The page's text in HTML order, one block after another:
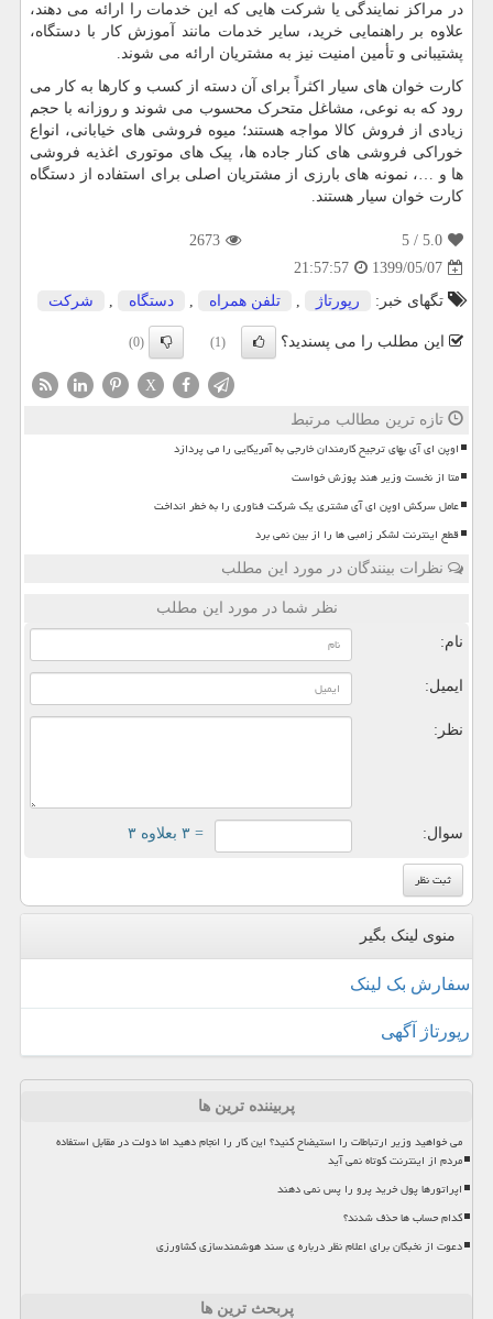
در مراکز نمایندگی یا شرکت هایی که این خدمات را ارائه می دهند،
علاوه بر راهنمایی خرید، سایر خدمات مانند آموزش کار با دستگاه،
پشتیبانی و تأمین امنیت نیز به مشتریان ارائه می شوند.
کارت خوان های سیار اکثراً برای آن دسته از کسب و کارها به کار می
رود که به نوعی، مشاغل متحرک محسوب می شوند و روزانه با حجم
زیادی از فروش کالا مواجه هستند؛ میوه فروشی های خیابانی، انواع
خوراکی فروشی های کنار جاده ها، پیک های موتوری اغذیه فروشی
ها و …، نمونه های بارزی از مشتریان اصلی برای استفاده از دستگاه
کارت خوان سیار هستند.
5.0
/ 5
2673
1399/05/07
21:57:57
تگهای خبر:
رپورتاژ , تلفن همراه , دستگاه , شركت
این مطلب را می پسندید؟ (1)
(0)
X
تازه ترین مطالب مرتبط
اوپن ای آی بهای ترجیح کارمندان خارجی به آمریکایی را می پردازد
متا از نخست وزیر هند پوزش خواست
عامل سرکش اوپن ای آی مشتری یک شرکت فناوری را به خطر انداخت
قطع اینترنت لشکر زامبی ها را از بین نمی برد
نظرات بینندگان در مورد این مطلب
نظر شما در مورد این مطلب
نام:
ایمیل:
نظر:
سوال: = ۳ بعلاوه ۳
منوی لینک بگیر
سفارش بک لینک
رپورتاژ آگهی
پربیننده ترین ها
می خواهید وزیر ارتباطات را استیضاح کنید؟ این کار را انجام دهید اما دولت در مقابل استفاده
مردم از اینترنت کوتاه نمی آید
اپراتورها پول خرید پرو را پس نمی دهند
کدام حساب ها حذف شدند؟
دعوت از نخبگان برای اعلام نظر درباره ی سند هوشمندسازی کشاورزی
پربحث ترین ها